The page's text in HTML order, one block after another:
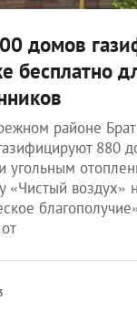
домов
бесплатно
районе
880
угольным
«Чистый воздух»